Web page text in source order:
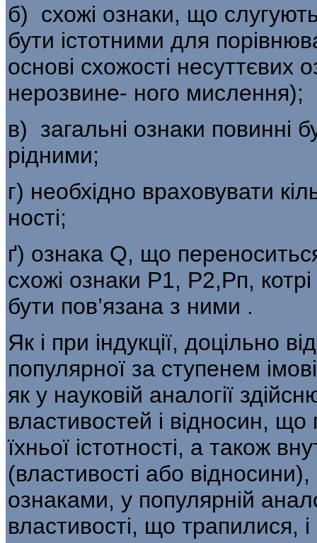
б) схожі ознаки, що
бути істотними для
основі схожості несуттєвих
нерозвине- ного мислення);
в) загальні ознаки повинні
рідними;
г) необхідно враховувати
ності;
ґ) ознака Q, що
схожі ознаки Р1, Р2,Рп, котрі
бути пов’язана з ними .
Як і при індукції, доцільно
популярної за ступенем
як у науковій аналогії
властивостей і відносин,
їхньої істотності, а та­кож
(властивості або
ознаками, у популярній
властивості, що трапилися,